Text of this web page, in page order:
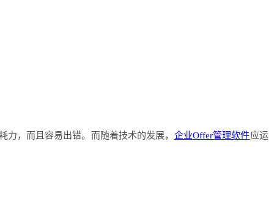
，而且容易出错。而随着技术的发展， 企业Offer管理软件应运